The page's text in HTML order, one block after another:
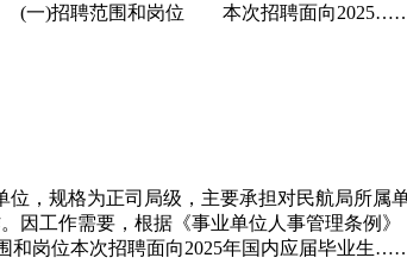
(一)招聘范围和岗位 本次招聘面向
，规格为正司局级，主要承担对民航局所属
因工作需要，根据《事业单位人事管理条例
和岗位本次招聘面向2025年国内应届毕业生